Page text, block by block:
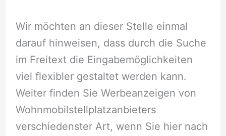
Wir möchten an dieser Stelle einmal
darauf hinweisen, dass durch die Suche
im Freitext die Eingabemöglichkeiten
viel flexibler gestaltet werden kann.
Weiter finden Sie Werbeanzeigen von
Wohnmobilstellplatzanbieters
verschiedenster Art, wenn Sie hier nach